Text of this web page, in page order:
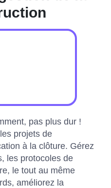
pas plus dur !
projets de
à la clôture. Gérez
les protocoles de
le tout au même
améliorez la